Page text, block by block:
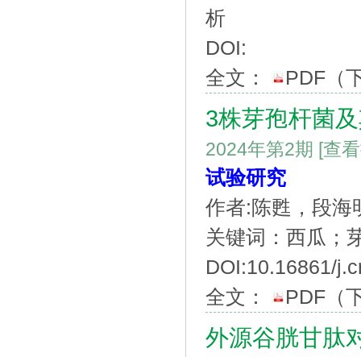
析
DOI:
全文：
PDF （
3株芽孢杆菌
2024年第2期 [查
试验研究
作者:陈甦，段海
关键词：西瓜；
DOI:10.16861/
全文：
PDF （
外源谷胱甘肽